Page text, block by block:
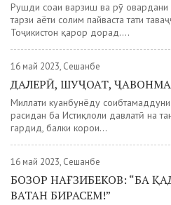
Рушди соҳаи варзиш ва рӯ
тарзи ҳаёти солим пайваста таҳти
Тоҷикистон қарор дорад....
16 май 2023, Сешанбе
ДАЛЕРӢ, ШУҶОАТ,
Миллати куҳанбунёду
расидан ба Истиқлоли давлатӣ на
гардид, балки корҳои...
16 май 2023, Сешанбе
БОЗОР НАҒЗИБЕКОВ: “БА
ВАТАН БИРАСЕМ!”